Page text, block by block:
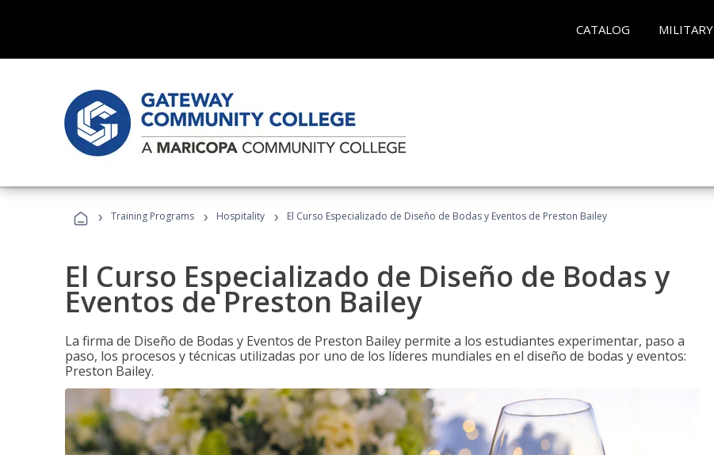
CATALOG MILITARY
› Training Programs › Hospitality › El Curso Especializado de Diseño de Bodas y Eventos de Preston Bailey
El Curso Especializado de Diseño de Bodas y
Eventos de Preston Bailey
La firma de Diseño de Bodas y Eventos de Preston Bailey permite a los estudiantes experimentar, paso a
paso, los procesos y técnicas utilizadas por uno de los líderes mundiales en el diseño de bodas y eventos:
Preston Bailey.